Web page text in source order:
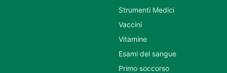
Strumenti Medici
Vaccini
Vitamine
Esami del sangue
Primo soccorso